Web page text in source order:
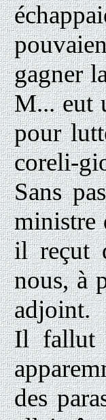
gagner
M... eut
pour
coreli-
Sans
ministre
il reçut
nous, à
adjoint.
Il fallut
des